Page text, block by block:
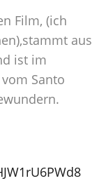
Film, (ich
aus
ist im
Santo